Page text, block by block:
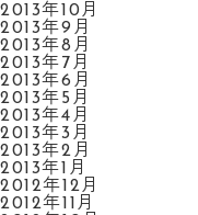
2013年10月
2013年9月
2013年8月
2013年7月
2013年6月
2013年5月
2013年4月
2013年3月
2013年2月
2013年1月
2012年12月
2012年11月